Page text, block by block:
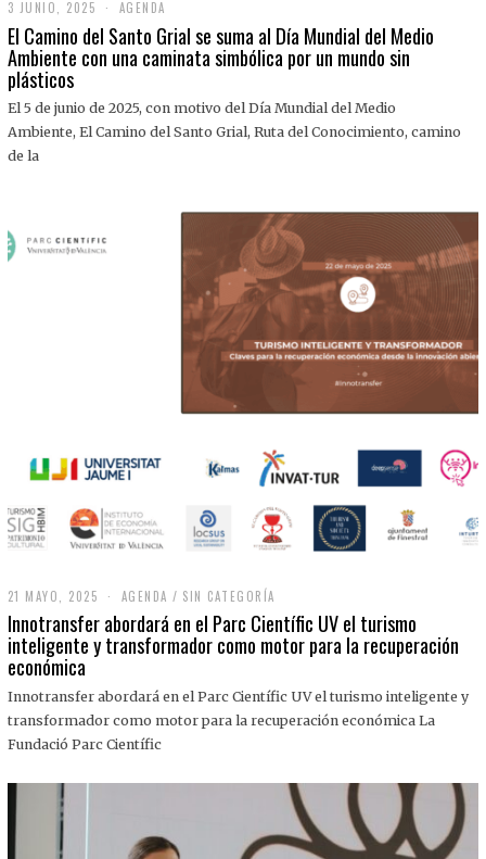
3 JUNIO, 2025
J
U
N
,
0
AGENDA
El Camino del Santo Grial se suma al Día Mundial del Medio
Ambiente con una caminata simbólica por un mundo sin
plásticos
El 5 de junio de 2025, con motivo del Día Mundial del Medio
Ambiente, El Camino del Santo Grial, Ruta del Conocimiento, camino
de la
21 MAYO, 2025
M
A
Y
,
0
2
AGENDA / SIN CATEGORÍA
Innotransfer abordará en el Parc Científic UV el turismo
inteligente y transformador como motor para la recuperación
económica
Innotransfer abordará en el Parc Científic UV el turismo inteligente y
transformador como motor para la recuperación económica La
Fundació Parc Científic